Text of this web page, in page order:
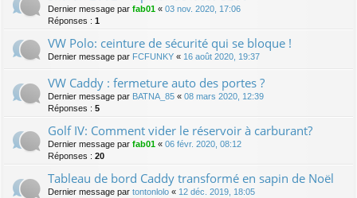
Dernier message par fab01 « 03 nov. 2020, 17:06
Réponses : 1
VW Polo: ceinture de sécurité qui se bloque !
Dernier message par FCFUNKY « 16 août 2020, 19:37
VW Caddy : fermeture auto des portes ?
Dernier message par BATNA_85 « 08 mars 2020, 12:39
Réponses : 5
Golf IV: Comment vider le réservoir à carburant?
Dernier message par fab01 « 06 févr. 2020, 08:12
Réponses : 20
Tableau de bord Caddy transformé en sapin de Noël
Dernier message par tontonlolo « 12 déc. 2019, 18:05